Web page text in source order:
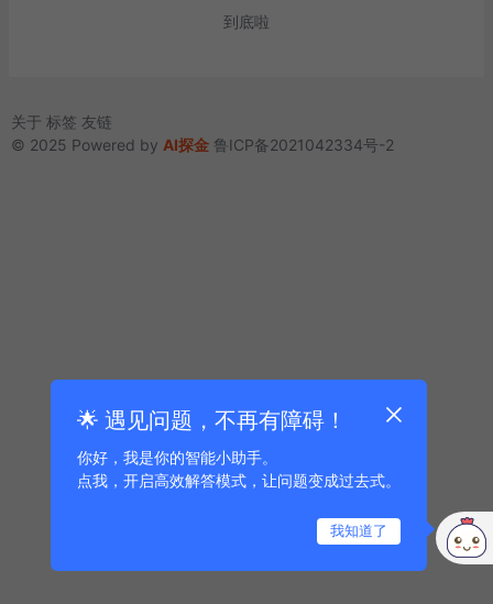
到底啦
关于 标签 友链
© 2025 Powered by AI探金 鲁ICP备2021042334号-2
🌟 遇见问题，不再有障碍！
你好，我是你的智能小助手。
点我，开启高效解答模式，让问题变成过去式。
我知道了